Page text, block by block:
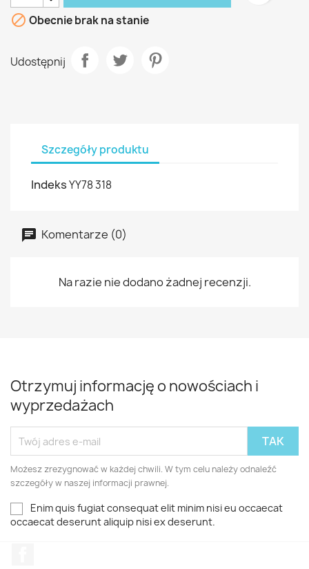
 Obecnie brak na stanie
Udostępnij
Szczegóły produktu
IndeksYY78 318
Komentarze (0)
Na razie nie dodano żadnej recenzji.
Otrzymuj informację o nowościach i
wyprzedażach
Możesz zrezygnować w każdej chwili. W tym celu należy odnaleźć
szczegóły w naszej informacji prawnej.
Enim quis fugiat consequat elit minim nisi eu occaecat
occaecat deserunt aliquip nisi ex deserunt.